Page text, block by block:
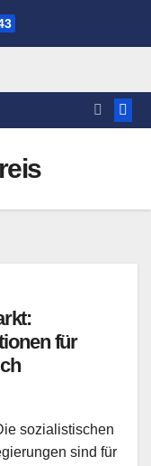
für
sozialistischen
sind für